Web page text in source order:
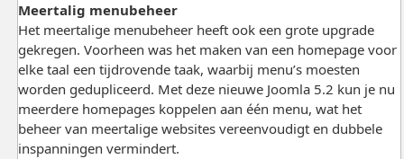
Meertalig menubeheer
Het meertalige menubeheer heeft ook een grote upgrade
gekregen. Voorheen was het maken van een homepage voor
elke taal een tijdrovende taak, waarbij menu’s moesten
worden gedupliceerd. Met deze nieuwe Joomla 5.2 kun je nu
meerdere homepages koppelen aan één menu, wat het
beheer van meertalige websites vereenvoudigt en dubbele
inspanningen vermindert.